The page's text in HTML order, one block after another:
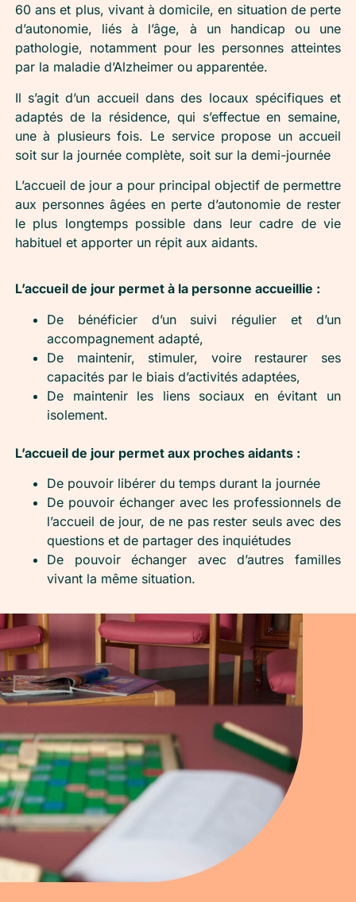
60 ans et plus, vivant à domicile, en situation de perte
d’autonomie, liés à l’âge, à un handicap ou une
pathologie, notamment pour les personnes atteintes
par la maladie d’Alzheimer ou apparentée.
Il s’agit d’un accueil dans des locaux spécifiques et
adaptés de la résidence, qui s’effectue en semaine,
une à plusieurs fois. Le service propose un accueil
soit sur la journée complète, soit sur la demi-journée
L’accueil de jour a pour principal objectif de permettre
aux personnes âgées en perte d’autonomie de rester
le plus longtemps possible dans leur cadre de vie
habituel et apporter un répit aux aidants.
L’accueil de jour permet à la personne accueillie :
De bénéficier d’un suivi régulier et d’un
accompagnement adapté,
De maintenir, stimuler, voire restaurer ses
capacités par le biais d’activités adaptées,
De maintenir les liens sociaux en évitant un
isolement.
L’accueil de jour permet aux proches aidants :
De pouvoir libérer du temps durant la journée
De pouvoir échanger avec les professionnels de
l’accueil de jour, de ne pas rester seuls avec des
questions et de partager des inquiétudes
De pouvoir échanger avec d’autres familles
vivant la même situation.